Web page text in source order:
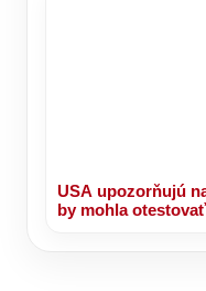
USA upozorňujú
by mohla